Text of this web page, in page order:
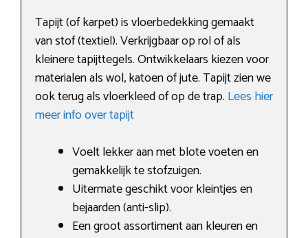
Tapijt (of karpet) is vloerbedekking gemaakt
van stof (textiel). Verkrijgbaar op rol of als
kleinere tapijttegels. Ontwikkelaars kiezen voor
materialen als wol, katoen of jute. Tapijt zien we
ook terug als vloerkleed of op de trap. Lees hier
meer info over tapijt
Voelt lekker aan met blote voeten en
gemakkelijk te stofzuigen.
Uitermate geschikt voor kleintjes en
bejaarden (anti-slip).
Een groot assortiment aan kleuren en